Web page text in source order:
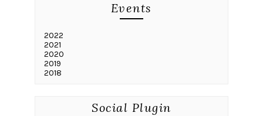
Events
2022
2021
2020
2019
2018
Social Plugin